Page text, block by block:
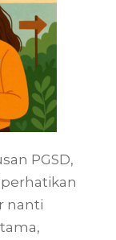
PGSD,
nanti